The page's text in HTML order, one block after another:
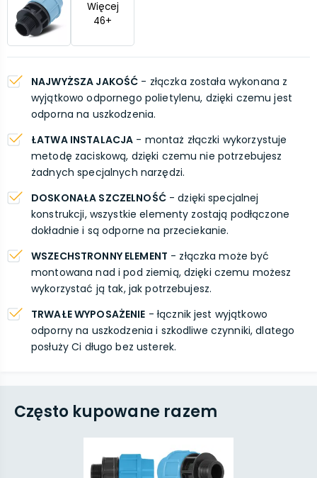
Więcej
46+
NAJWYŻSZA JAKOŚĆ - złączka została wykonana z
wyjątkowo odpornego polietylenu, dzięki czemu jest
odporna na uszkodzenia.
ŁATWA INSTALACJA - montaż złączki wykorzystuje
metodę zaciskową, dzięki czemu nie potrzebujesz
żadnych specjalnych narzędzi.
DOSKONAŁA SZCZELNOŚĆ- dzięki specjalnej
konstrukcji, wszystkie elementy zostają podłączone
dokładnie i są odporne na przeciekanie.
WSZECHSTRONNY ELEMENT - złączka może być
montowana nad i pod ziemią, dzięki czemu możesz
wykorzystać ją tak, jak potrzebujesz.
TRWAŁE WYPOSAŻENIE - łącznik jest wyjątkowo
odporny na uszkodzenia i szkodliwe czynniki, dlatego
posłuży Ci długo bez usterek.
Często kupowane razem